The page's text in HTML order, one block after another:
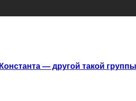
Константа — другой такой